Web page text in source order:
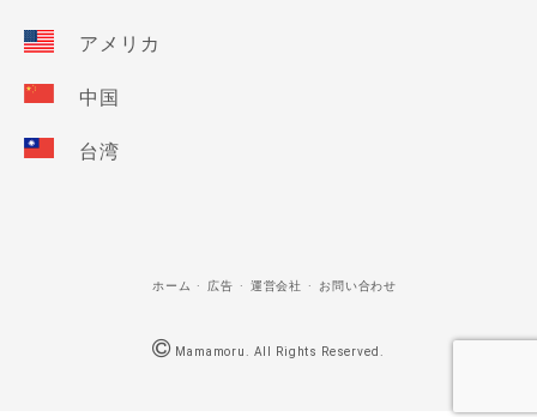
アメリカ
中国
台湾
ホーム 広告 運営会社 お問い合わせ
Mamamoru. All Rights Reserved.